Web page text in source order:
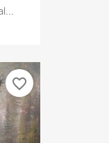
favorite_border